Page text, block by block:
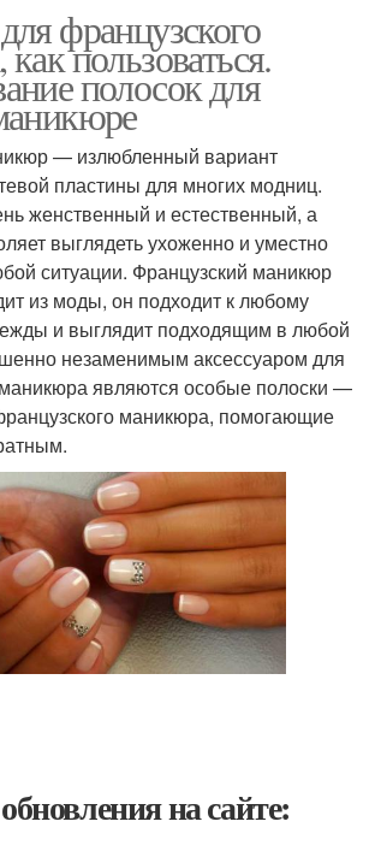
французского
пользоваться.
полосок для
— излюбленный вариант
пластины для многих модниц.
женственный и естественный, а
выглядеть ухоженно и уместно
ситуации. Французский маникюр
из моды, он подходит к любому
и выглядит подходящим в любой
незаменимым аксессуаром для
маникюра являются особые полоски —
маникюра, помогающие
на сайте: